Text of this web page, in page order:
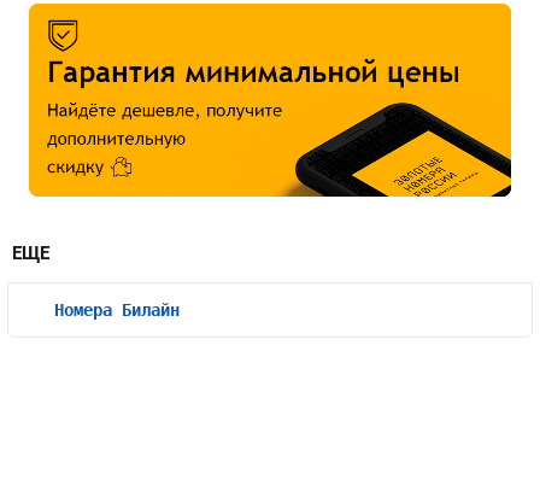
ЕЩЕ
Номера Билайн